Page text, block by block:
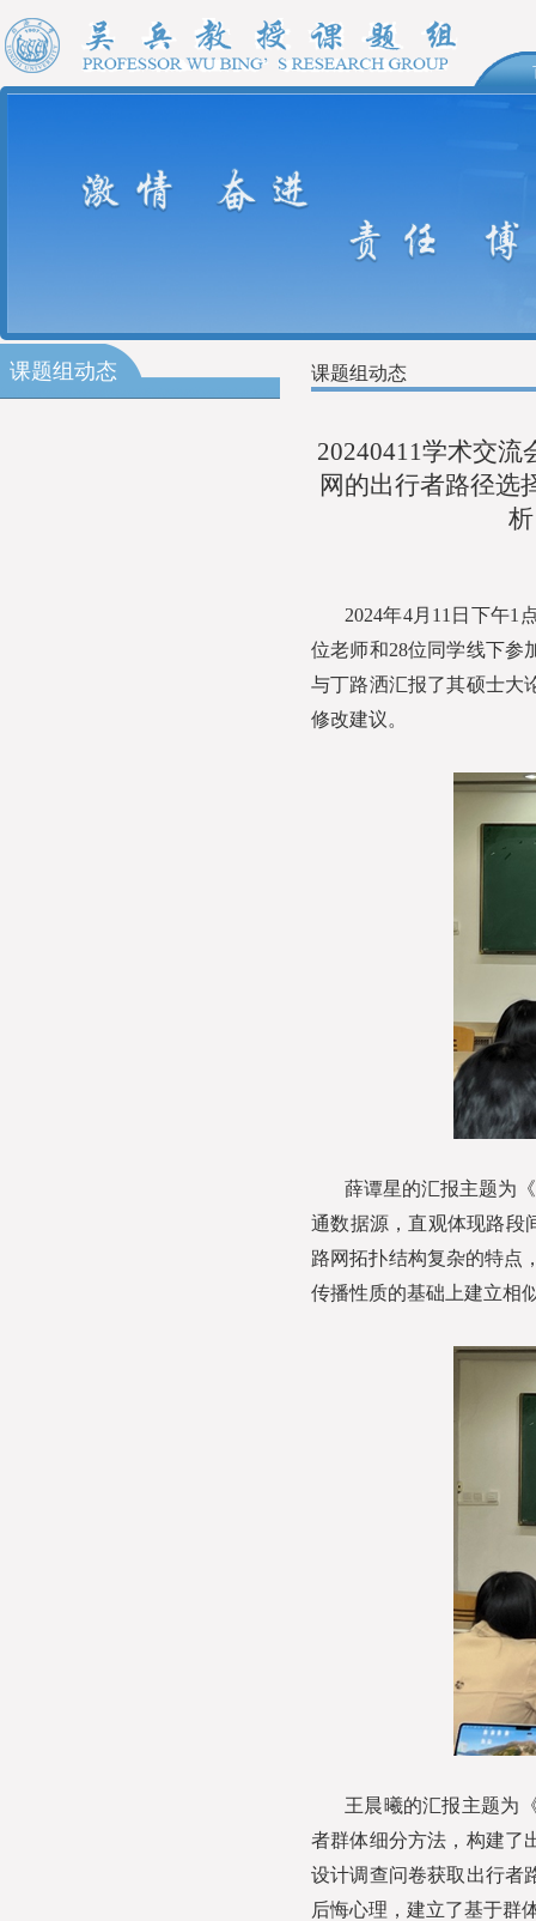
课题组动态 课题组动态
20240411学术交
网的出行者路径选
2024年4月11日下午1
位老师和28位同学线下参
与丁路洒汇报了其硕士大
修改建议。
薛谭星的汇报主题为
通数据源，直观体现路段
路网拓扑结构复杂的特点
传播性质的基础上建立相
王晨曦的汇报主题为
者群体细分方法，构建了
设计调查问卷获取出行者
后悔心理，建立了基于群